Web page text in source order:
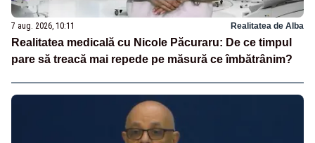
7 aug. 2026, 10:11 Realitatea de Alba
Realitatea medicală cu Nicole Păcuraru: De ce timpul
pare să treacă mai repede pe măsură ce îmbătrânim?